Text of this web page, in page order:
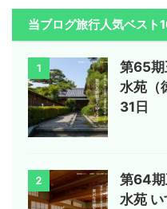
当ブログ旅行人気ベスト
1
第65期
水苑（
31日
2
第64期
水苑